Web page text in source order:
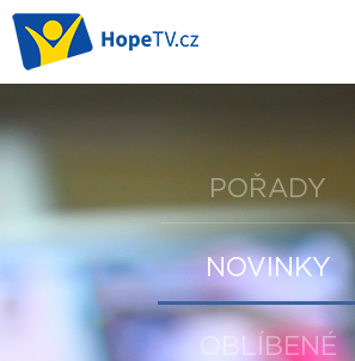
POŘADY
NOVINKY
OBLÍBENÉ